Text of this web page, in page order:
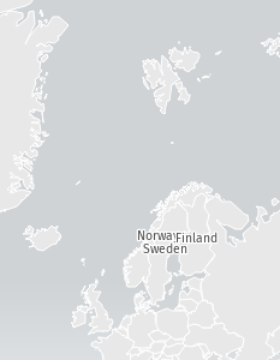
Norway
Sweden
Finland